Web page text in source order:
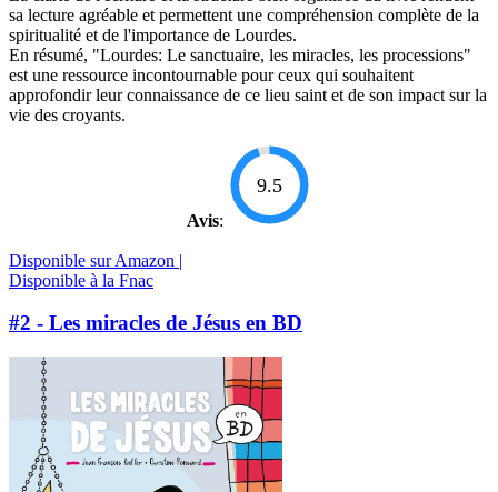
sa lecture agréable et permettent une compréhension complète de la
spiritualité et de l'importance de Lourdes.
En résumé, "Lourdes: Le sanctuaire, les miracles, les processions"
est une ressource incontournable pour ceux qui souhaitent
approfondir leur connaissance de ce lieu saint et de son impact sur la
vie des croyants.
Avis:
9.5
Disponible sur Amazon |
Disponible à la Fnac
#2 - Les miracles de Jésus en BD